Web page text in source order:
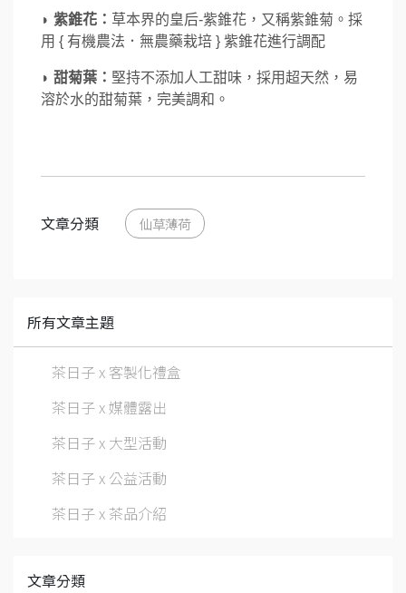
◗ 紫錐花： 草本界的皇后-紫錐花，又稱紫錐菊。採
用 { 有機農法．無農藥栽培 } 紫錐花進行調配
◗ 甜菊葉： 堅持不添加人工甜味，採用超天然，易
溶於水的甜菊葉，完美調和。
文章分類 仙草薄荷
所有文章主題
茶日子 x 客製化禮盒
茶日子 x 媒體露出
茶日子 x 大型活動
茶日子 x 公益活動
茶日子 x 茶品介紹
文章分類